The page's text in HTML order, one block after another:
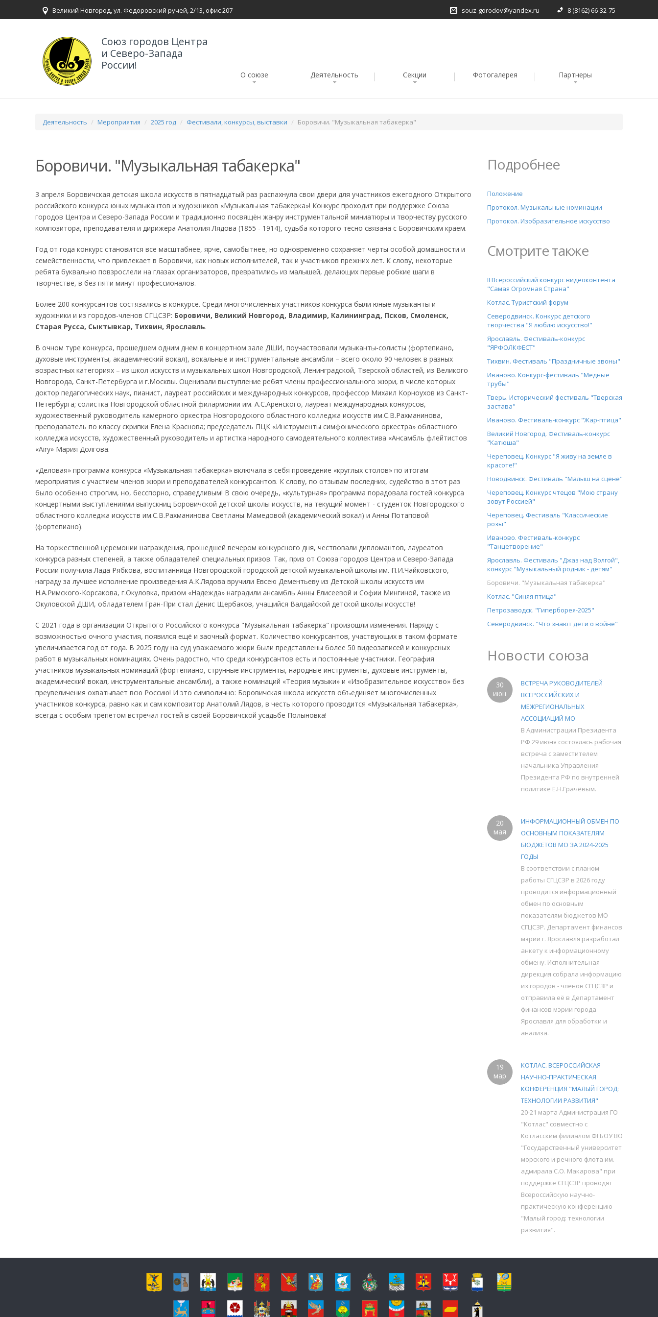
Великий Новгород, ул. Федоровский ручей, 2/13, офис 207 souz-gorodov@yandex.ru 8 (8162) 66-32-75
Союз городов Центра
и Северо-Запада
России!
О союзе Деятельность Секции Фотогалерея Партнеры
Деятельность Мероприятия 2025 год Фестивали, конкурсы, выставки Боровичи. "Музыкальная табакерка"
Боровичи. "Музыкальная табакерка"
3 апреля Боровичская детская школа искусств в пятнадцатый раз распахнула свои двери для участников ежегодного Открытого
российского конкурса юных музыкантов и художников «Музыкальная табакерка»! Конкурс проходит при поддержке Союза
городов Центра и Северо-Запада России и традиционно посвящён жанру инструментальной миниатюры и творчеству русского
композитора, преподавателя и дирижера Анатолия Лядова (1855 - 1914), судьба которого тесно связана с Боровичским краем.
Год от года конкурс становится все масштабнее, ярче, самобытнее, но одновременно сохраняет черты особой домашности и
семейственности, что привлекает в Боровичи, как новых исполнителей, так и участников прежних лет. К слову, некоторые
ребята буквально повзрослели на глазах организаторов, превратились из малышей, делающих первые робкие шаги в
творчестве, в без пяти минут профессионалов.
Более 200 конкурсантов состязались в конкурсе. Среди многочисленных участников конкурса были юные музыканты и
художники и из городов-членов СГЦСЗР: Боровичи, Великий Новгород, Владимир, Калининград, Псков, Смоленск,
Старая Русса, Сыктывкар, Тихвин, Ярославль.
В очном туре конкурса, прошедшем одним днем в концертном зале ДШИ, поучаствовали музыканты-солисты (фортепиано,
духовые инструменты, академический вокал), вокальные и инструментальные ансамбли – всего около 90 человек в разных
возрастных категориях – из школ искусств и музыкальных школ Новгородской, Ленинградской, Тверской областей, из Великого
Новгорода, Санкт-Петербурга и г.Москвы. Оценивали выступление ребят члены профессионального жюри, в числе которых
доктор педагогических наук, пианист, лауреат российских и международных конкурсов, профессор Михаил Корноухов из Санкт-
Петербурга; солистка Новгородской областной филармонии им. А.С.Аренского, лауреат международных конкурсов,
художественный руководитель камерного оркестра Новгородского областного колледжа искусств им.С.В.Рахманинова,
преподаватель по классу скрипки Елена Краснова; председатель ПЦК «Инструменты симфонического оркестра» областного
колледжа искусств, художественный руководитель и артистка народного самодеятельного коллектива «Ансамбль флейтистов
«Airy» Мария Долгова.
«Деловая» программа конкурса «Музыкальная табакерка» включала в себя проведение «круглых столов» по итогам
мероприятия с участием членов жюри и преподавателей конкурсантов. К слову, по отзывам последних, судейство в этот раз
было особенно строгим, но, бесспорно, справедливым! В свою очередь, «культурная» программа порадовала гостей конкурса
концертными выступлениями выпускниц Боровичской детской школы искусств, на текущий момент - студенток Новгородского
областного колледжа искусств им.С.В.Рахманинова Светланы Мамедовой (академический вокал) и Анны Потаповой
(фортепиано).
На торжественной церемонии награждения, прошедшей вечером конкурсного дня, чествовали дипломантов, лауреатов
конкурса разных степеней, а также обладателей специальных призов. Так, приз от Союза городов Центра и Северо-Запада
России получила Лада Рябкова, воспитанница Новгородской городской детской музыкальной школы им. П.И.Чайковского,
награду за лучшее исполнение произведения А.К.Лядова вручили Евсею Дементьеву из Детской школы искусств им
Н.А.Римского-Корсакова, г.Окуловка, призом «Надежда» наградили ансамбль Анны Елисеевой и Софии Мингиной, также из
Окуловской ДШИ, обладателем Гран-При стал Денис Щербаков, учащийся Валдайской детской школы искусств!
С 2021 года в организации Открытого Российского конкурса "Музыкальная табакерка" произошли изменения. Наряду с
возможностью очного участия, появился ещё и заочный формат. Количество конкурсантов, участвующих в таком формате
увеличивается год от года. В 2025 году на суд уважаемого жюри были представлены более 50 видеозаписей и конкурсных
работ в музыкальных номинациях. Очень радостно, что среди конкурсантов есть и постоянные участники. География
участников музыкальных номинаций (фортепиано, струнные инструменты, народные инструменты, духовые инструменты,
академический вокал, инструментальные ансамбли), а также номинаций «Теория музыки» и «Изобразительное искусство» без
преувеличения охватывает всю Россию! И это символично: Боровичская школа искусств объединяет многочисленных
участников конкурса, равно как и сам композитор Анатолий Лядов, в честь которого проводится «Музыкальная табакерка»,
всегда с особым трепетом встречал гостей в своей Боровичской усадьбе Полыновка!
Подробнее
Положение
Протокол. Музыкальные номинации
Протокол. Изобразительное искусство
Смотрите также
II Всероссийский конкурс видеоконтента
"Самая Огромная Страна"
Котлас. Туристский форум
Северодвинск. Конкурс детского
творчества "Я люблю искусство!"
Ярославль. Фестиваль-конкурс
"ЯРФОЛКФЕСТ"
Тихвин. Фестиваль "Праздничные звоны"
Иваново. Конкурс-фестиваль "Медные
трубы"
Тверь. Исторический фестиваль "Тверская
застава"
Иваново. Фестиваль-конкурс "Жар-птица"
Великий Новгород. Фестиваль-конкурс
"Катюша"
Череповец. Конкурс "Я живу на земле в
красоте!"
Новодвинск. Фестиваль "Малыш на сцене"
Череповец. Конкурс чтецов "Мою страну
зовут Россией"
Череповец. Фестиваль "Классические
розы"
Иваново. Фестиваль-конкурс
"Танцетворение"
Ярославль. Фестиваль "Джаз над Волгой",
конкурс "Музыкальный родник - детям"
Боровичи. "Музыкальная табакерка"
Котлас. "Синяя птица"
Петрозаводск. "Гиперборея-2025"
Северодвинск. "Что знают дети о войне"
Новости союза
30
июн
ВСТРЕЧА РУКОВОДИТЕЛЕЙ
ВСЕРОССИЙСКИХ И
МЕЖРЕГИОНАЛЬНЫХ
АССОЦИАЦИЙ МО
В Администрации Президента
РФ 29 июня состоялась рабочая
встреча с заместителем
начальника Управления
Президента РФ по внутренней
политике Е.Н.Грачёвым.
20
мая
ИНФОРМАЦИОННЫЙ ОБМЕН ПО
ОСНОВНЫМ ПОКАЗАТЕЛЯМ
БЮДЖЕТОВ МО ЗА 2024-2025
ГОДЫ
В соответствии с планом
работы СГЦСЗР в 2026 году
проводится информационный
обмен по основным
показателям бюджетов МО
СГЦСЗР. Департамент финансов
мэрии г. Ярославля разработал
анкету к информационному
обмену. Исполнительная
дирекция собрала информацию
из городов - членов СГЦСЗР и
отправила её в Департамент
финансов мэрии города
Ярославля для обработки и
анализа.
19
мар
КОТЛАС. ВСЕРОССИЙСКАЯ
НАУЧНО-ПРАКТИЧЕСКАЯ
КОНФЕРЕНЦИЯ "МАЛЫЙ ГОРОД:
ТЕХНОЛОГИИ РАЗВИТИЯ"
20-21 марта Администрация ГО
"Котлас" совместно с
Котласским филиалом ФГБОУ ВО
"Государственный университет
морского и речного флота им.
адмирала С.О. Макарова" при
поддержке СГЦСЗР проводят
Всероссийскую научно-
практическую конференцию
"Малый город: технологии
развития".